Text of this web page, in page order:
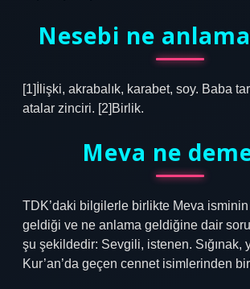
Nesebi ne
[1]İlişki, akrabalık, karabet, soy. Baba
atalar zinciri. [2]Birlik.
Meva ne
TDK’daki bilgilerle birlikte Meva
geldiği ve ne anlama geldiğine dair
şu şekildedir: Sevgili, istenen. Sığınak,
Kur’an’da geçen cennet isimlerinden